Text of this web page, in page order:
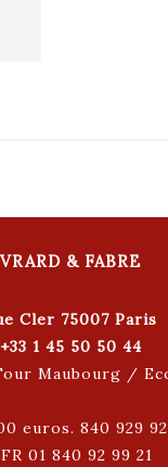
& FABRE
Cler 75007 Paris
1 45 50 50 44
Maubourg /
euros. 840 929
01 840 92 99 21